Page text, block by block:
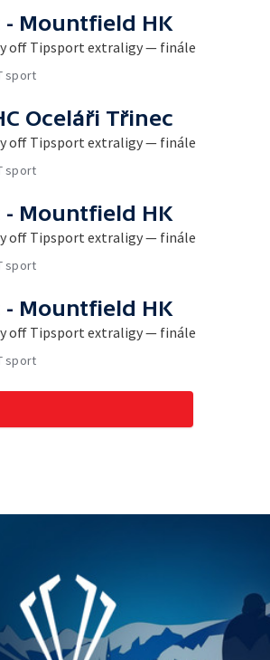
- Mountfield HK
off Tipsport extraligy — finále
sport
Oceláři Třinec
off Tipsport extraligy — finále
sport
- Mountfield HK
off Tipsport extraligy — finále
sport
- Mountfield HK
off Tipsport extraligy — finále
sport